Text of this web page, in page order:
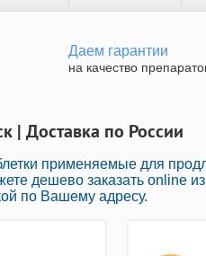
Даем гарантии
на качество
| Доставка по России
применяемые для
дешево заказать online
по Вашему адресу.